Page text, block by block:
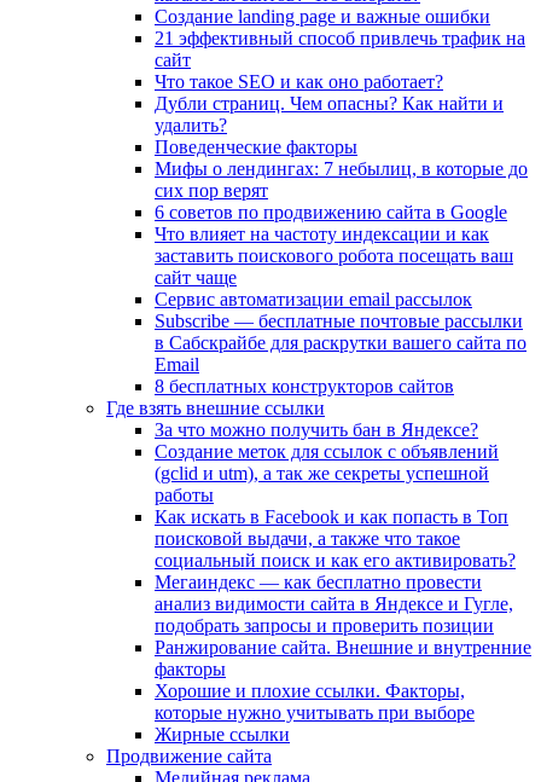
Cоздание landing page и важные ошибки
21 эффективный способ привлечь трафик на
сайт
Что такое SEO и как оно работает?
Дубли страниц. Чем опасны? Как найти и
удалить?
Поведенческие факторы
Мифы о лендингах: 7 небылиц, в которые до
сих пор верят
6 советов по продвижению сайта в Google
Что влияет на частоту индексации и как
заставить поискового робота посещать ваш
сайт чаще
Сервис автоматизации email рассылок
Subscribe — бесплатные почтовые рассылки
в Сабскрайбе для раскрутки вашего сайта по
Email
8 бесплатных конструкторов сайтов
Где взять внешние ссылки
За что можно получить бан в Яндексе?
Cоздание меток для ссылок с объявлений
(gclid и utm), а так же секреты успешной
работы
Как искать в Facebook и как попасть в Топ
поисковой выдачи, а также что такое
социальный поиск и как его активировать?
Мегаиндекс — как бесплатно провести
анализ видимости сайта в Яндексе и Гугле,
подобрать запросы и проверить позиции
Ранжирование сайта. Внешние и внутренние
факторы
Хорошие и плохие ссылки. Факторы,
которые нужно учитывать при выборе
Жирные ссылки
Продвижение сайта
Медийная реклама